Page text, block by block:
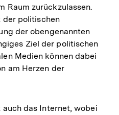
Raum zurückzulassen.
der politischen
der obengenannten
Ziel der politischen
Medien können dabei
am Herzen der
das Internet, wobei